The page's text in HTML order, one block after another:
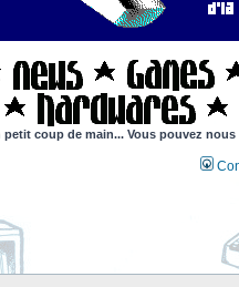
petit coup de main... Vous pouvez